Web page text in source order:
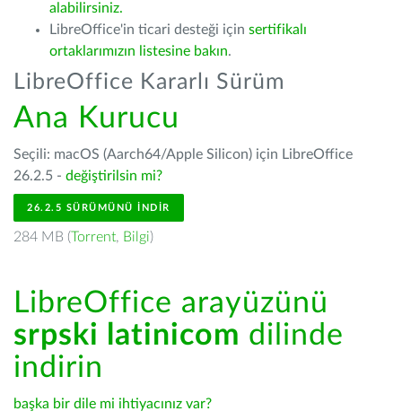
alabilirsiniz.
LibreOffice'in ticari desteği için sertifikalı
ortaklarımızın listesine bakın.
LibreOffice Kararlı Sürüm
Ana Kurucu
Seçili: macOS (Aarch64/Apple Silicon) için LibreOffice
26.2.5 - değiştirilsin mi?
26.2.5 SÜRÜMÜNÜ İNDIR
284 MB (Torrent, Bilgi)
LibreOffice arayüzünü
srpski latinicom dilinde
indirin
başka bir dile mi ihtiyacınız var?